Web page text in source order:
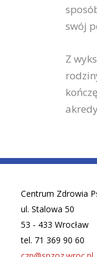
swój
Z
Centrum Zdrowia
ul. Stalowa 50
53 - 433 Wrocław
tel. 71 369 90 60